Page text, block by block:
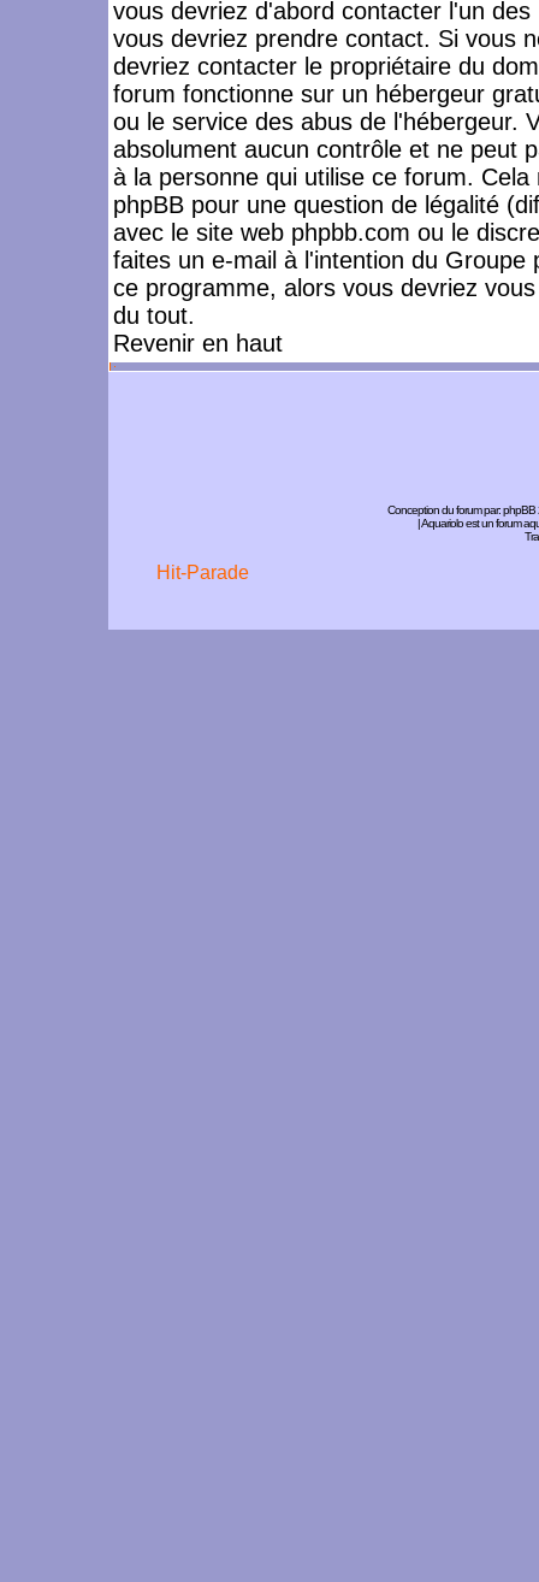
vous devriez d'abord contacter l'un
vous devriez prendre contact. Si vous
devriez contacter le propriétaire du
forum fonctionne sur un hébergeur
ou le service des abus de l'hébergeur.
absolument aucun contrôle et ne peut
à la personne qui utilise ce forum.
phpBB pour une question de légalité
avec le site web phpbb.com ou le
faites un e-mail à l'intention du
ce programme, alors vous devriez
du tout.
Revenir en haut
Conception du forum par:phpBB
| Aquariolo est un forum